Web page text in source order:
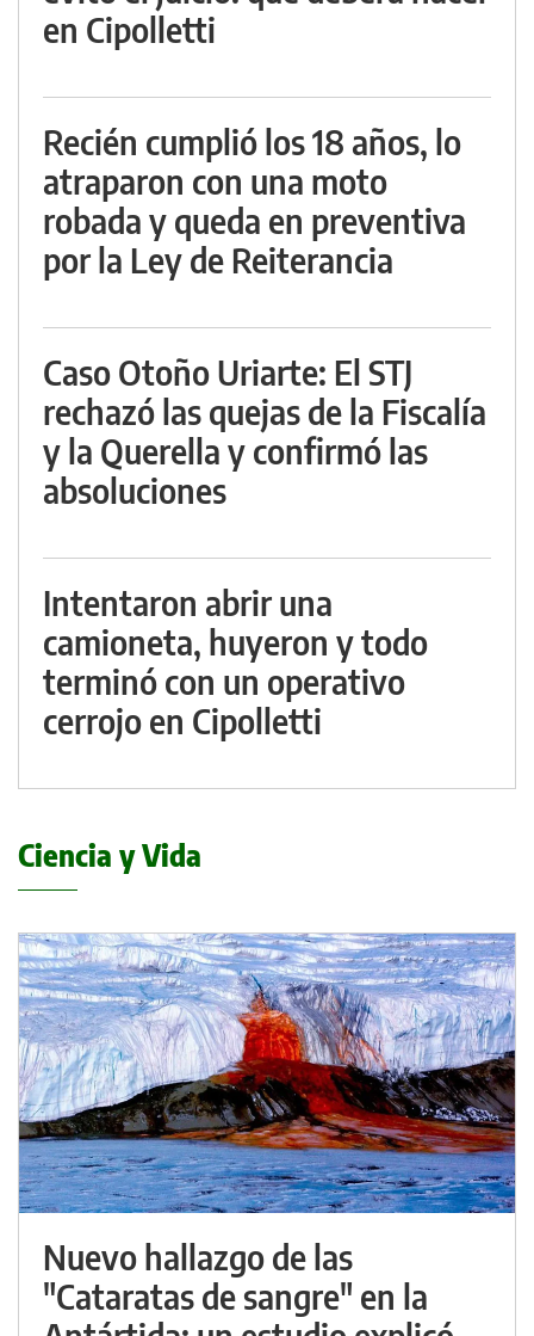
en Cipolletti
Recién cumplió los 18 años, lo
atraparon con una moto
robada y queda en preventiva
por la Ley de Reiterancia
Caso Otoño Uriarte: El STJ
rechazó las quejas de la Fiscalía
y la Querella y confirmó las
absoluciones
Intentaron abrir una
camioneta, huyeron y todo
terminó con un operativo
cerrojo en Cipolletti
Ciencia y Vida
Nuevo hallazgo de las
"Cataratas de sangre" en la